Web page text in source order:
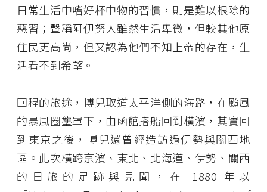
日常生活中嗜好杯中物的習慣，則是難以根除的
惡習；聲稱阿伊努人雖然生活卑微，但較其他原
住民更高尚，但又認為他們不知上帝的存在，生
活看不到希望。
回程的旅途，博兒取道太平洋側的海路，在颱風
的暴風圈壟罩下，由函館搭船回到橫濱，其實回
到東京之後，博兒還曾經造訪過伊勢與關西地
區。此次橫跨京濱、東北、北海道、伊勢、關西
的日旅的足跡與見聞，在 1880 年以